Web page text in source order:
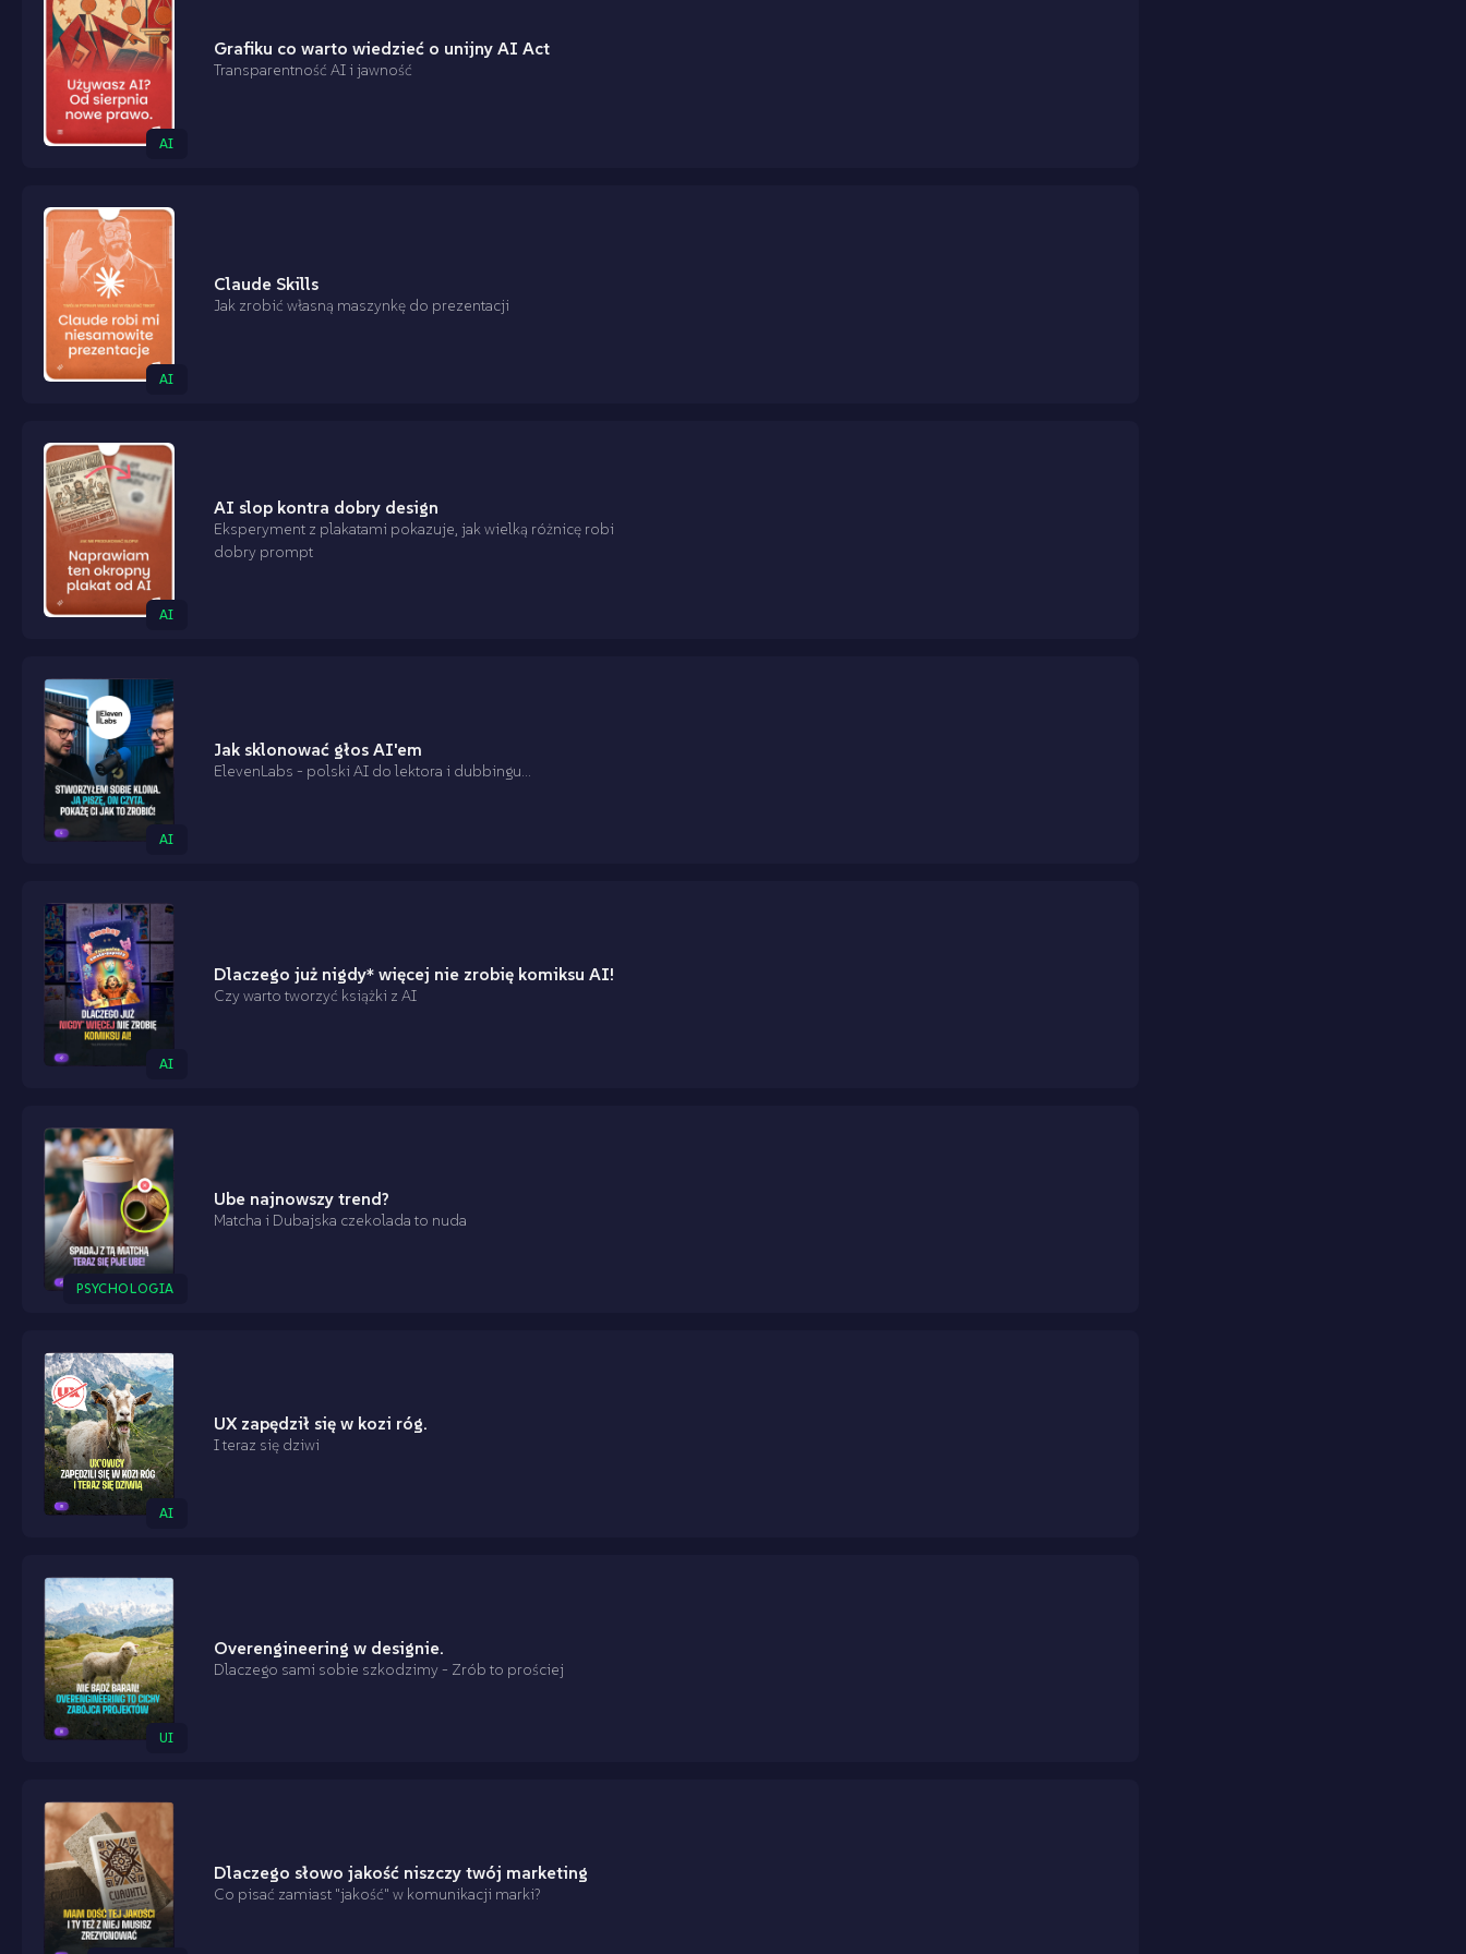
AI
Grafiku co warto wiedzieć o unijny AI Act
Transparentność AI i jawność
AI
Claude Skills
Jak zrobić własną maszynkę do prezentacji
AI
AI slop kontra dobry design
Eksperyment z plakatami pokazuje, jak wielką różnicę robi
dobry prompt
AI
Jak sklonować głos AI'em
ElevenLabs - polski AI do lektora i dubbingu...
AI
Dlaczego już nigdy* więcej nie zrobię komiksu AI!
Czy warto tworzyć książki z AI
PSYCHOLOGIA
Ube najnowszy trend?
Matcha i Dubajska czekolada to nuda
AI
UX zapędził się w kozi róg.
I teraz się dziwi
UI
Overengineering w designie.
Dlaczego sami sobie szkodzimy - Zrób to prościej
Dlaczego słowo jakość niszczy twój marketing
Co pisać zamiast "jakość" w komunikacji marki?